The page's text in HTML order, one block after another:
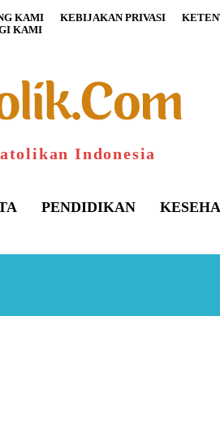
KAMI KEBIJAKAN PRIVASI
KAMI
Indonesia
PENDIDIKAN